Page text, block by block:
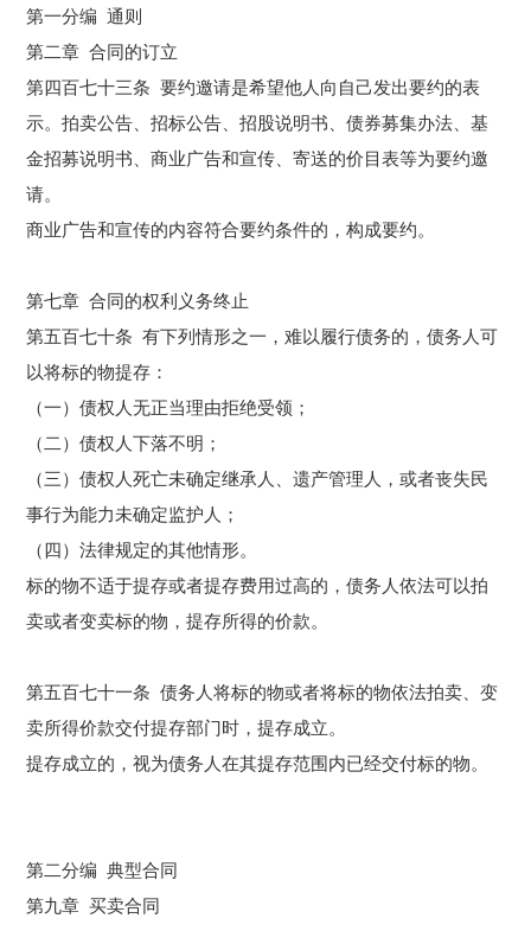
第一分编 通则
第二章 合同的订立
第四百七十三条 要约邀请是希望他人向自己发出要约的表
示。 拍卖公告、招标公告、招股说明书、债券募集办法、基
金招募说明书、商业广告和宣传、寄送的价目表等为要约邀
请。
商业广告和宣传的内容符合要约条件的，构成要约。
第七章 合同的权利义务终止
第五百七十条 有下列情形之一，难以履行债务的，债务人可
以将标的物提存：
（一）债权人无正当理由拒绝受领；
（二）债权人下落不明；
（三）债权人死亡未确定继承人、遗产管理人，或者丧失民
事行为能力未确定监护人；
（四）法律规定的其他情形。
标的物不适于提存或者提存费用过高的，债务人依法可以拍
卖或者变卖标的物，提存所得的价款。
第五百七十一条 债务人将标的物或者将标的物依法拍卖、变
卖所得价款交付提存部门时，提存成立。
提存成立的，视为债务人在其提存范围内已经交付标的物。
第二分编 典型合同
第九章 买卖合同